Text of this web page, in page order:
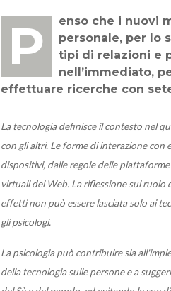
Penso che i nuovi media offrano delle nuove possibilità critiche per la crescita
personale, per lo
tipi di relazioni e
nell’immediato,
effettuare ricerche con
La tecnologia definisce il contesto nel
con gli altri. Le forme di interazione con
dispositivi, dalle regole delle
virtuali del Web. La riflessione sul ruolo
effetti non può essere lasciata solo ai
gli psicologi.
La psicologia può contribuire sia
della tecnologia sulle persone e a